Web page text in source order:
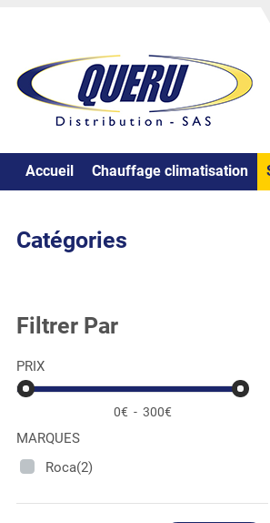
Accueil Chauffage climatisation
Catégories
Filtrer Par
PRIX
0€ - 300€
MARQUES
Roca(2)